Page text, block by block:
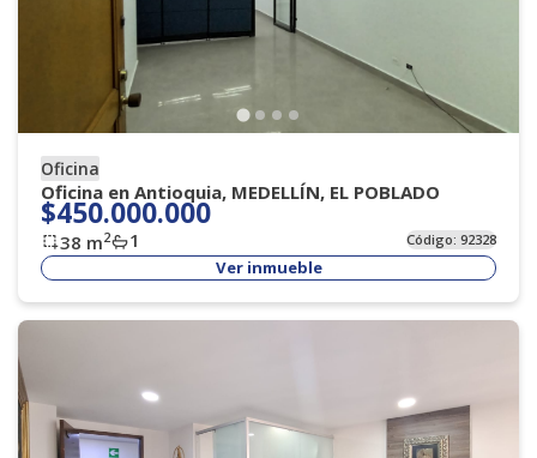
Oficina
Oficina en Antioquia, MEDELLÍN, EL POBLADO
$450.000.000
38 m2 1 Código:92328
Ver inmueble